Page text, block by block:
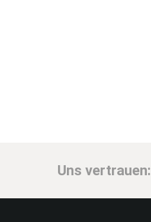
Uns vertrauen: